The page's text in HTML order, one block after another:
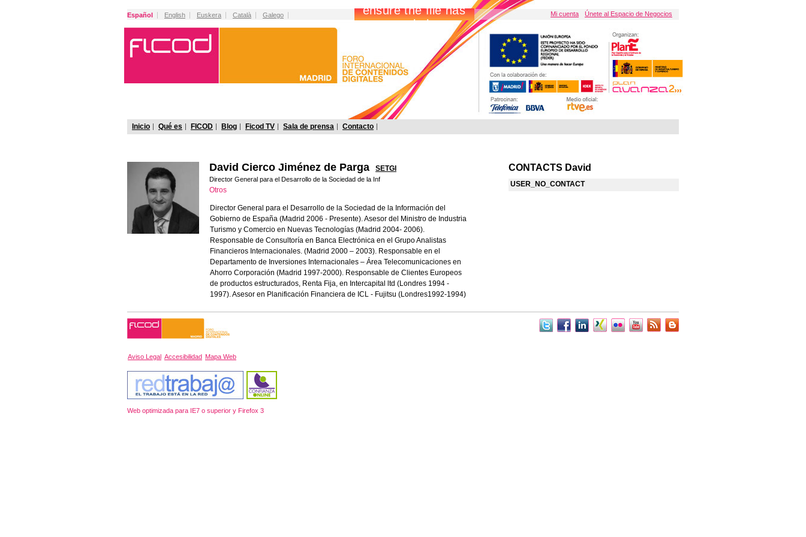
Español English Euskera Català Galego Mi cuenta Únete al Espacio de Negocios
David Cierco Jiménez de Parga SETGI
Director General para el Desarrollo de la Sociedad de la Inf
Otros
Director General para el Desarrollo de la Sociedad de la Información del
Gobierno de España (Madrid 2006 - Presente). Asesor del Ministro de Industria
Turismo y Comercio en Nuevas Tecnologías (Madrid 2004- 2006).
Responsable de Consultoría en Banca Electrónica en el Grupo Analistas
Financieros Internacionales. (Madrid 2000 – 2003). Responsable en el
Departamento de Inversiones Internacionales – Área Telecomunicaciones en
Ahorro Corporación (Madrid 1997-2000). Responsable de Clientes Europeos
de productos estructurados, Renta Fija, en Intercapital ltd (Londres 1994 -
1997). Asesor en Planificación Financiera de ICL - Fujitsu (Londres1992-1994)
CONTACTS David
USER_NO_CONTACT
Inicio Qué es FICOD Blog Ficod TV Sala de prensa Contacto
Aviso Legal Accesibilidad Mapa Web
Web optimizada para IE7 o superior y Firefox 3